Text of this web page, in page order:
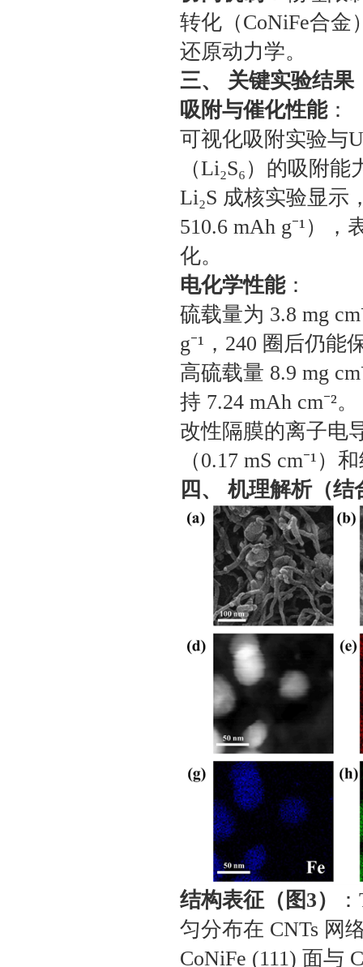
转化（CoNiFe合
还原动力学。
三、 关键实验结果
吸附与催化性能：
可视化吸附实验与
（Li₂S₆）的吸附
Li₂S 成核实验显示
510.6 mAh g⁻¹）
化。
电化学性能：
硫载量为 3.8 mg
g⁻¹，240 圈后仍能
高硫载量 8.9 mg
持 7.24 mAh cm⁻²。
改性隔膜的离子电
（0.17 mS cm⁻¹）
四、 机理解析（
结构表征（图3）
匀分布在 CNTs 网
CoNiFe (111) 面与